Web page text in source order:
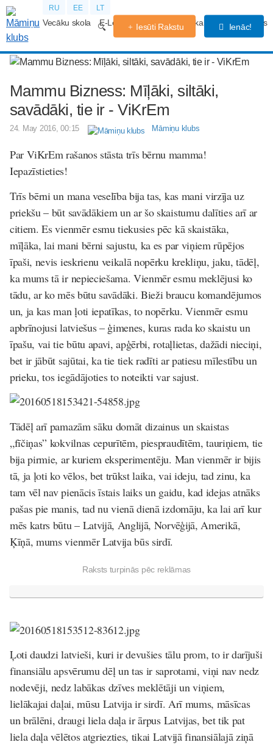
RU EE LT
Vecāku skola E-Lekcijas Grūtniecības kalendārs Forums
Iesūti Rakstu Ienāc!
Mammu Bizness: Mīļāki, siltāki,
savādāki, tie ir - ViKrEm
24. May 2016, 00:15 Māmiņu klubs
Par ViKrEm rašanos stāsta trīs bērnu mamma!
Iepazīstieties!
Trīs bērni un mana veselība bija tas, kas mani virzīja uz
priekšu – būt savādākiem un ar šo skaistumu dalīties arī ar
citiem. Es vienmēr esmu tiekusies pēc kā skaistāka,
mīļāka, lai mani bērni sajustu, ka es par viņiem rūpējos
īpaši, nevis ieskrienu veikalā nopērku krekliņu, jaku, tādēļ,
ka mums tā ir nepieciešama. Vienmēr esmu meklējusi ko
tādu, ar ko mēs būtu savādāki. Bieži braucu komandējumos
un, ja kas man ļoti iepatīkas, to nopērku. Vienmēr esmu
apbrīnojusi latviešus – ģimenes, kuras rada ko skaistu un
īpašu, vai tie būtu apavi, apģērbi, rotaļlietas, dažādi nieciņi,
bet ir jābūt sajūtai, ka tie tiek radīti ar patiesu mīlestību un
prieku, tos iegādājoties to noteikti var sajust.
Tādēļ arī pamazām sāku domāt dizainus un skaistas
„fīčiņas” kokvilnas cepurītēm, piespraudītēm, tauriņiem, tie
bija pirmie, ar kuriem eksperimentēju. Man vienmēr ir bijis
tā, ja ļoti ko vēlos, bet trūkst laika, vai ideju, tad zinu, ka
tam vēl nav pienācis īstais laiks un gaidu, kad idejas atnāks
pašas pie manis, tad nu vienā dienā izdomāju, ka lai arī kur
mēs katrs būtu – Latvijā, Anglijā, Norvēģijā, Amerikā,
Ķīņā, mums vienmēr Latvija būs sirdī.
Raksts turpinās pēc reklāmas
Ļoti daudzi latvieši, kuri ir devušies tālu prom, to ir darījuši
finansiālu apsvērumu dēļ un tas ir saprotami, viņi nav nedz
nodevēji, nedz labākas dzīves meklētāji un viņiem,
lielākajai daļai, mūsu Latvija ir sirdī. Arī mums, māsīcas
un brālēni, draugi liela daļa ir ārpus Latvijas, bet tik pat
liela daļa vēlētos atgriezties, tikai Latvijā finansiālajā ziņā